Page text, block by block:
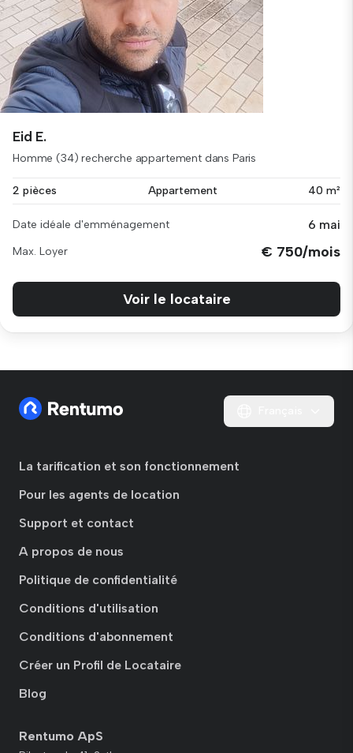
Eid E.
Homme (34) recherche appartement dans Paris
2 pièces Appartement 40 m²
Date idéale d'emménagement 6 mai
Max. Loyer € 750/mois
Voir le locataire
La tarification et son fonctionnement
Pour les agents de location
Support et contact
A propos de nous
Politique de confidentialité
Conditions d'utilisation
Conditions d'abonnement
Créer un Profil de Locataire
Blog
Rentumo ApS